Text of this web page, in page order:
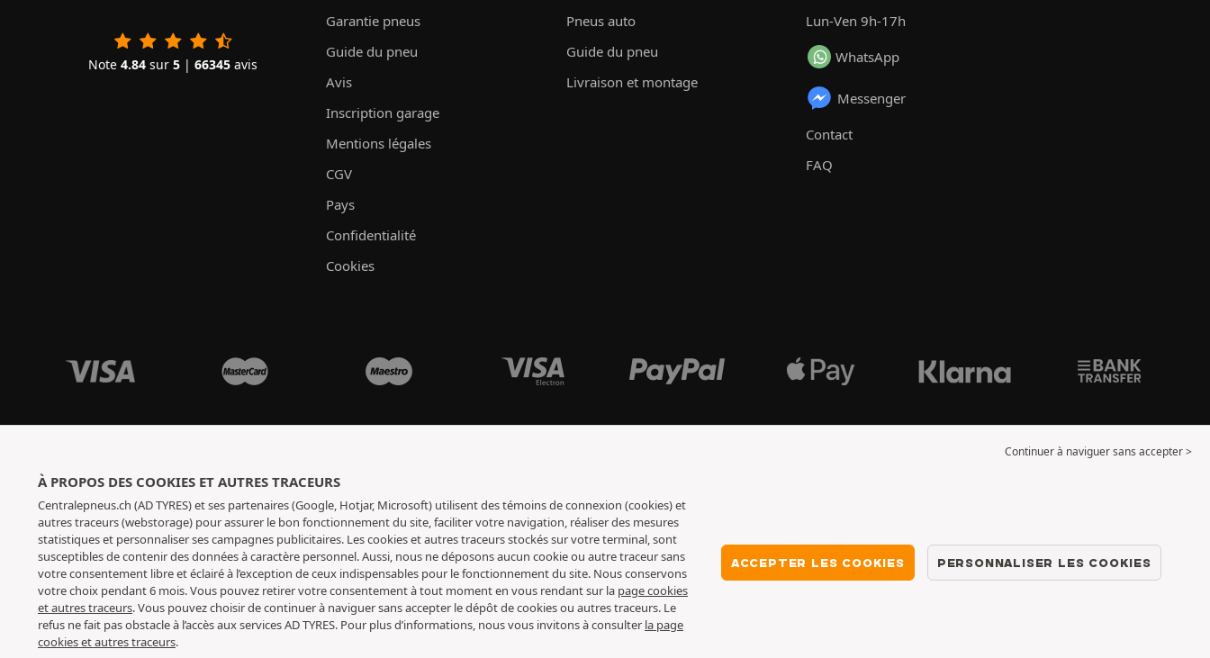
Note 4.84 sur 5 | 66345 avis
Garantie pneus
Guide du pneu
Avis
Inscription garage
Mentions légales
CGV
Pays
Confidentialité
Cookies
Pneus auto
Guide du pneu
Livraison et montage
Lun-Ven 9h-17h
WhatsApp
Messenger
Contact
FAQ
Continuer à naviguer sans accepter >
À PROPOS DES COOKIES ET AUTRES TRACEURS
Centralepneus.ch (AD TYRES) et ses partenaires (Google, Hotjar, Microsoft) utilisent des témoins de connexion (cookies) et
autres traceurs (webstorage) pour assurer le bon fonctionnement du site, faciliter votre navigation, réaliser des mesures
statistiques et personnaliser ses campagnes publicitaires. Les cookies et autres traceurs stockés sur votre terminal, sont
susceptibles de contenir des données à caractère personnel. Aussi, nous ne déposons aucun cookie ou autre traceur sans
votre consentement libre et éclairé à l’exception de ceux indispensables pour le fonctionnement du site. Nous conservons
votre choix pendant 6 mois. Vous pouvez retirer votre consentement à tout moment en vous rendant sur la page cookies
et autres traceurs. Vous pouvez choisir de continuer à naviguer sans accepter le dépôt de cookies ou autres traceurs. Le
refus ne fait pas obstacle à l’accès aux services AD TYRES. Pour plus d’informations, nous vous invitons à consulter la page
cookies et autres traceurs.
ACCEPTER LES COOKIES PERSONNALISER LES COOKIES